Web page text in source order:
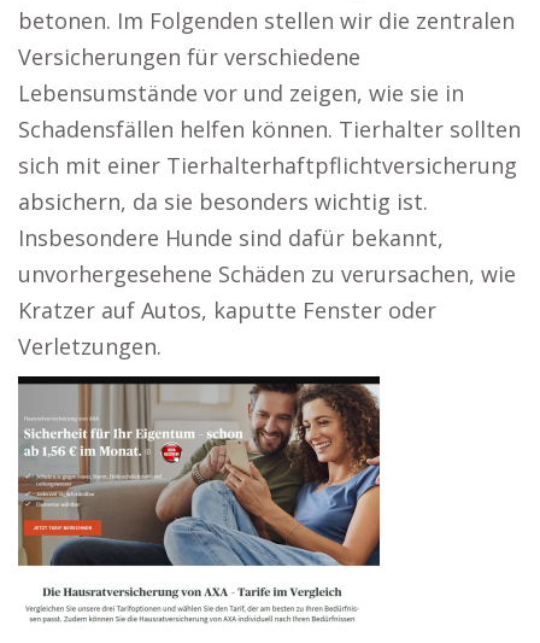
betonen. Im Folgenden stellen wir die zentralen
Versicherungen für verschiedene
Lebensumstände vor und zeigen, wie sie in
Schadensfällen helfen können. Tierhalter sollten
sich mit einer Tierhalterhaftpflichtversicherung
absichern, da sie besonders wichtig ist.
Insbesondere Hunde sind dafür bekannt,
unvorhergesehene Schäden zu verursachen, wie
Kratzer auf Autos, kaputte Fenster oder
Verletzungen.